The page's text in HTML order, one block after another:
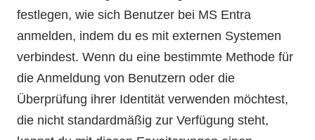
festlegen, wie sich Benutzer bei MS Entra
anmelden, indem du es mit externen Systemen
verbindest. Wenn du eine bestimmte Methode für
die Anmeldung von Benutzern oder die
Überprüfung ihrer Identität verwenden möchtest,
die nicht standardmäßig zur Verfügung steht,